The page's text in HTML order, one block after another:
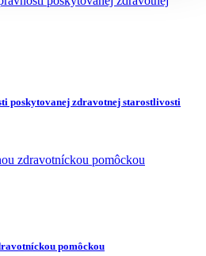
poskytovanej zdravotnej starostlivosti
pomôckou